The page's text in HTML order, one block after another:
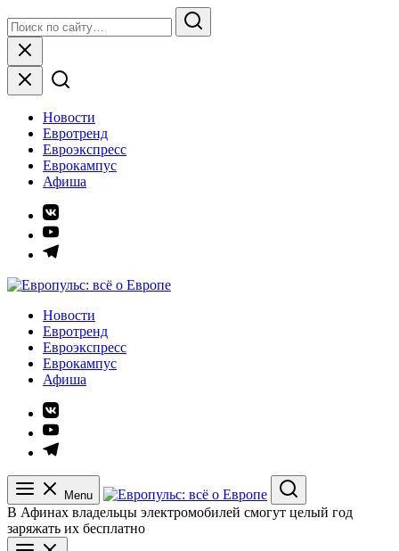
to
content
for:
Search
Close
Новости
Евротренд
Евроэкспресс
Еврокампус
Афиша
Элемент
меню
Элемент
меню
Элемент
Европульс: всё о Европе
Новости
Евротренд
Евроэкспресс
Еврокампус
Афиша
Элемент
меню
Элемент
меню
Элемент
Menu
Search
В Афинах владельцы электромобилей смогут целый год
заряжать их бесплатно